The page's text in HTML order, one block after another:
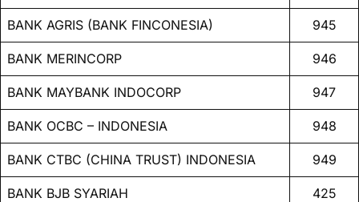
BANK AGRIS (BANK FINCONESIA) 945
BANK MERINCORP 946
BANK MAYBANK INDOCORP 947
BANK OCBC – INDONESIA 948
BANK CTBC (CHINA TRUST) INDONESIA 949
BANK BJB SYARIAH 425